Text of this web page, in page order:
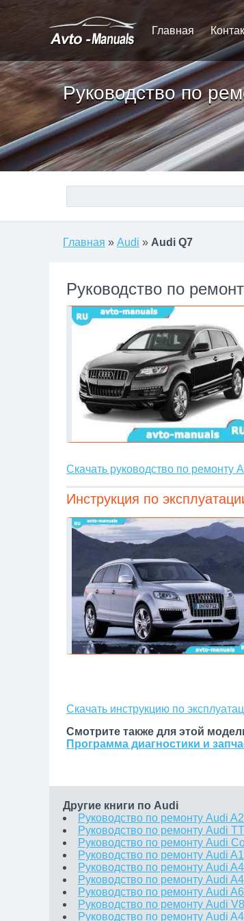
Главная
Руководство по
Главная » Audi » Audi Q7
Руководство по
Скачать руководство по ремонту
Инструкция по
Скачать инструкцию по
Смотрите также для этой
Программа диагностики и
Другие книги по Audi
Руководство по ремонту Audi A2
Руководство по ремонту Audi TT
Руководство по ремонту Audi
Руководство по ремонту Audi A1
Руководство по ремонту Audi
Руководство по ремонту Audi
Руководство по ремонту Audi
Руководство по ремонту Audi V8
Руководство по ремонту Audi